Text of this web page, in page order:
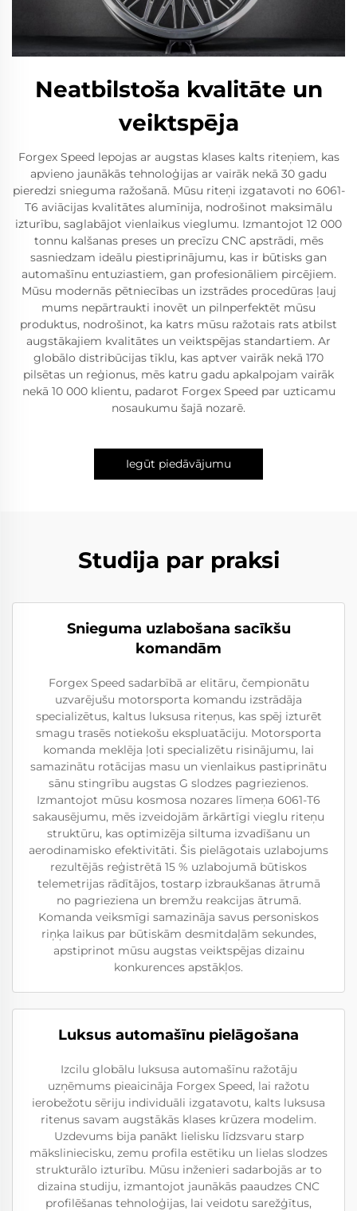
Neatbilstoša kvalitāte un
veiktspēja
Forgex Speed lepojas ar augstas klases kalts riteņiem, kas
apvieno jaunākās tehnoloģijas ar vairāk nekā 30 gadu
pieredzi snieguma ražošanā. Mūsu riteņi izgatavoti no 6061-
T6 aviācijas kvalitātes alumīnija, nodrošinot maksimālu
izturību, saglabājot vienlaikus vieglumu. Izmantojot 12 000
tonnu kalšanas preses un precīzu CNC apstrādi, mēs
sasniedzam ideālu piestiprinājumu, kas ir būtisks gan
automašīnu entuziastiem, gan profesionāliem pircējiem.
Mūsu modernās pētniecības un izstrādes procedūras ļauj
mums nepārtraukti inovēt un pilnperfektēt mūsu
produktus, nodrošinot, ka katrs mūsu ražotais rats atbilst
augstākajiem kvalitātes un veiktspējas standartiem. Ar
globālo distribūcijas tīklu, kas aptver vairāk nekā 170
pilsētas un reģionus, mēs katru gadu apkalpojam vairāk
nekā 10 000 klientu, padarot Forgex Speed par uzticamu
nosaukumu šajā nozarē.
Iegūt piedāvājumu
Studija par praksi
Snieguma uzlabošana sacīkšu
komandām
Forgex Speed sadarbībā ar elitāru, čempionātu
uzvarējušu motorsporta komandu izstrādāja
specializētus, kaltus luksusa riteņus, kas spēj izturēt
smagu trasēs notiekošu ekspluatāciju. Motorsporta
komanda meklēja ļoti specializētu risinājumu, lai
samazinātu rotācijas masu un vienlaikus pastiprinātu
sānu stingrību augstas G slodzes pagriezienos.
Izmantojot mūsu kosmosa nozares līmeņa 6061-T6
sakausējumu, mēs izveidojām ārkārtīgi vieglu riteņu
struktūru, kas optimizēja siltuma izvadīšanu un
aerodinamisko efektivitāti. Šis pielāgotais uzlabojums
rezultējās reģistrētā 15 % uzlabojumā būtiskos
telemetrijas rādītājos, tostarp izbraukšanas ātrumā
no pagrieziena un bremžu reakcijas ātrumā.
Komanda veiksmīgi samazināja savus personiskos
riņķa laikus par būtiskām desmitdaļām sekundes,
apstiprinot mūsu augstas veiktspējas dizainu
konkurences apstākļos.
Luksus automašīnu pielāgošana
Izcilu globālu luksusa automašīnu ražotāju
uzņēmums pieaicināja Forgex Speed, lai ražotu
ierobežotu sēriju individuāli izgatavotu, kalts luksusa
ritenus savam augstākās klases krūzera modelim.
Uzdevums bija panākt lielisku līdzsvaru starp
māksliniecisku, zemu profila estētiku un lielas slodzes
strukturālo izturību. Mūsu inženieri sadarbojās ar to
dizaina studiju, izmantojot jaunākās paaudzes CNC
profilēšanas tehnoloģijas, lai veidotu sarežģītus,